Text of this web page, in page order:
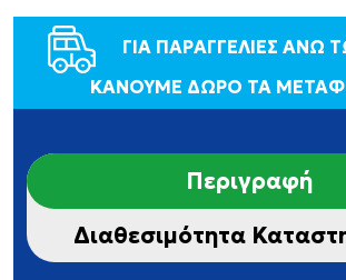
ΓΙΑ ΠΑΡΑΓΓΕΛΙΕΣ ΑΝΩ
ΚΑΝΟΥΜΕ ΔΩΡΟ ΤΑ
Περιγραφή
Διαθεσιμότητα